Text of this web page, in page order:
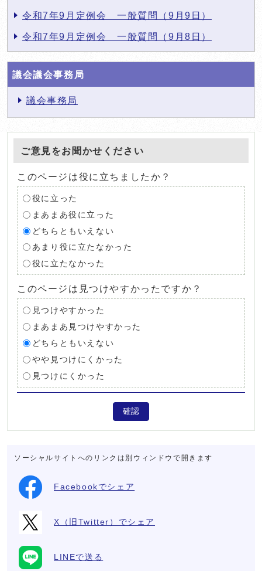
令和7年9月定例会 一般質問（9月9日）
令和7年9月定例会 一般質問（9月8日）
議会議会事務局
議会事務局
ご意見をお聞かせください
このページは役に立ちましたか？
役に立った
まあまあ役に立った
どちらともいえない
あまり役に立たなかった
役に立たなかった
このページは見つけやすかったですか？
見つけやすかった
まあまあ見つけやすかった
どちらともいえない
やや見つけにくかった
見つけにくかった
確認
ソーシャルサイトへのリンクは別ウィンドウで開きます
Facebookでシェア
X（旧Twitter）でシェア
LINEで送る